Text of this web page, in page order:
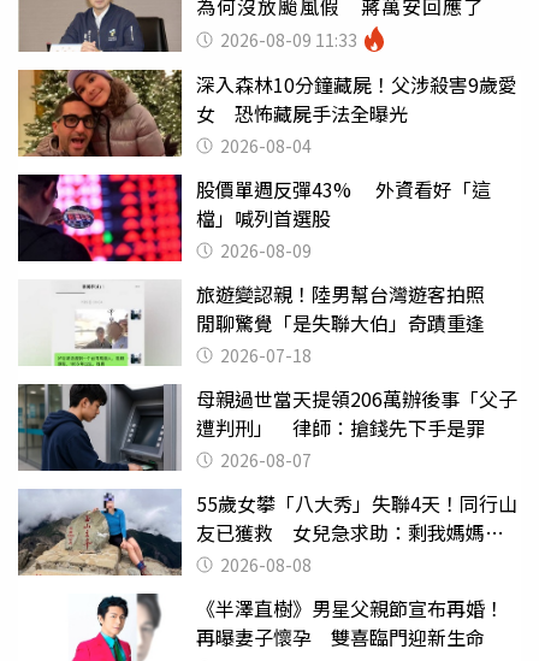
2026-08-09 11:33
深入森林10分鐘藏屍！父涉殺害9歲愛
女 恐怖藏屍手法全曝光
2026-08-04
股價單週反彈43% 外資看好「這
檔」喊列首選股
2026-08-09
旅遊變認親！陸男幫台灣遊客拍照
閒聊驚覺「是失聯大伯」奇蹟重逢
2026-07-18
母親過世當天提領206萬辦後事「父子
遭判刑」 律師：搶錢先下手是罪
2026-08-07
55歲女攀「八大秀」失聯4天！同行山
友已獲救 女兒急求助：剩我媽媽還
沒找到
2026-08-08
《半澤直樹》男星父親節宣布再婚！
再曝妻子懷孕 雙喜臨門迎新生命